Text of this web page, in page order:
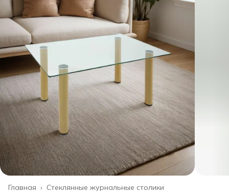
Стеклянные журнальные столики
Главная ›